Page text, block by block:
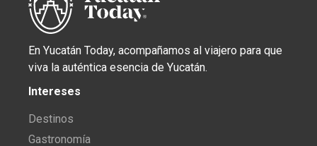
En Yucatán Today, acompañamos al viajero para que
viva la auténtica esencia de Yucatán.
Intereses
Destinos
Gastronomía